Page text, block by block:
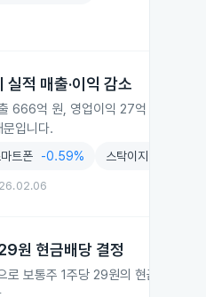
적 매출·이익 감소
666억 원, 영업이익 27억 원, 순이
입니다.
트폰 -0.59% 스탁이지 - AI 투자
26.02.06
원 현금배당 결정
로 보통주 1주당 29원의 현금배당을